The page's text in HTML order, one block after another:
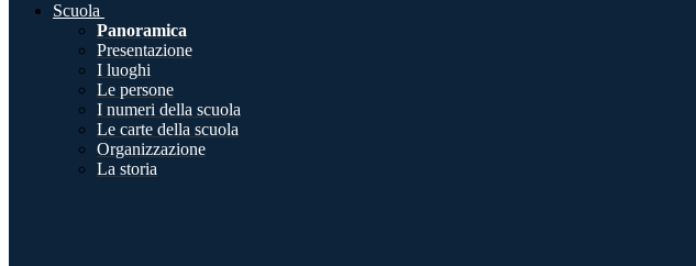
Scuola
Panoramica
Presentazione
I luoghi
Le persone
I numeri della scuola
Le carte della scuola
Organizzazione
La storia